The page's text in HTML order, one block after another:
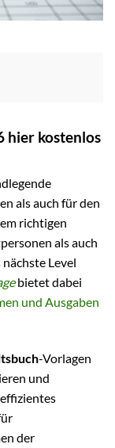
hier kostenlos
als auch für den
richtigen
als auch
nächste Level
bietet dabei
und Ausgaben
-Vorlagen
und
der